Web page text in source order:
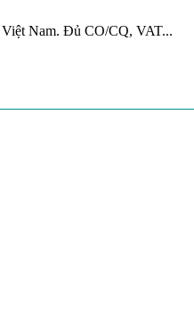
Việt Nam. Đủ CO/CQ, VAT...